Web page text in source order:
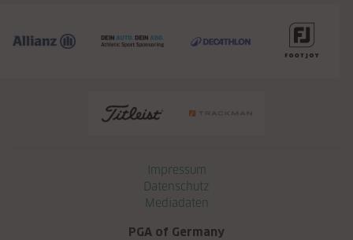
Impressum
Datenschutz
Mediadaten
PGA of Germany